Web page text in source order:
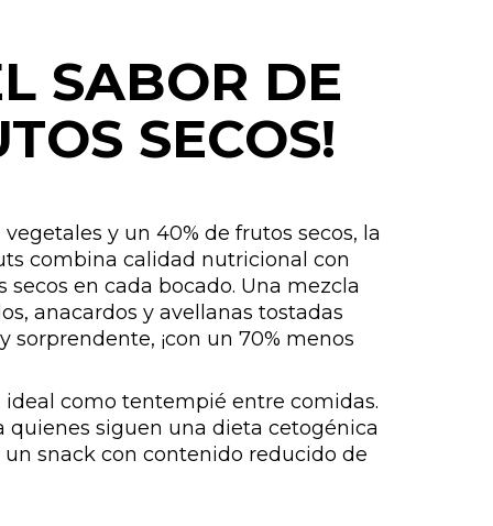
SABOR DE
SECOS!
y un 40% de frutos secos, la
combina calidad nutricional con
en cada bocado. Una mezcla
anacardos y avellanas tostadas
sorprendente, ¡con un 70% menos
como tentempié entre comidas.
quienes siguen una dieta cetogénica
snack con contenido reducido de